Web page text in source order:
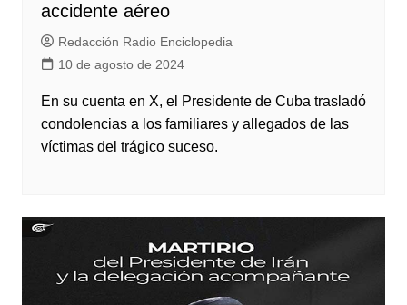
accidente aéreo
Redacción Radio Enciclopedia
10 de agosto de 2024
En su cuenta en X, el Presidente de Cuba trasladó
condolencias a los familiares y allegados de las
víctimas del trágico suceso.